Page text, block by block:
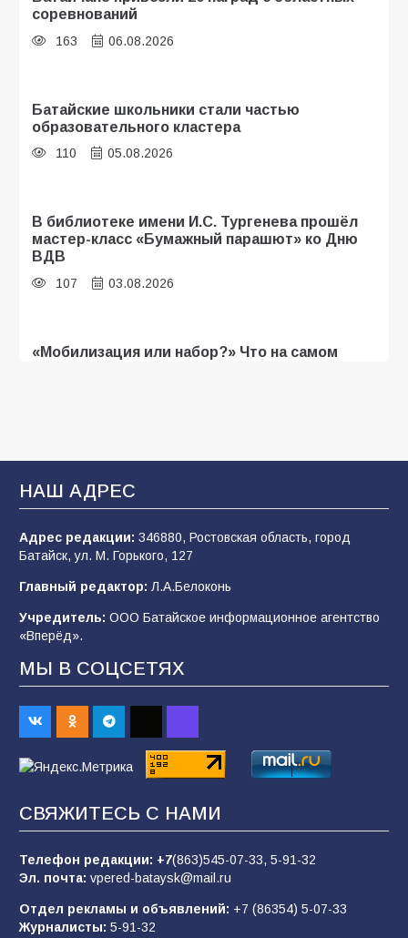
соревнований
163 06.08.2026
Батайские школьники стали частью
образовательного кластера
110 05.08.2026
В библиотеке имени И.С. Тургенева прошёл
мастер-класс «Бумажный парашют» ко Дню
ВДВ
107 03.08.2026
«Мобилизация или набор?» Что на самом
В Батайске продолжаются дорожные работы
100 04.08.2026
Будет ли мобилизация в России в 2026 году
после выборов: в Госдуме дали ответ
97 06.08.2026
«Пургу нести — не поля переходить»: почему
заявления о мобилизации — это
пропагандистский вброс
01.08.2026
«Слухами Москву не возьмёшь»: почему
отчаяние, а не разведка
81 02.08.2026
НАШ АДРЕС
Адрес редакции: 346880, Ростовская область, город
Батайск, ул. М. Горького, 127
Главный редактор: Л.А.Белоконь
Учредитель: ООО Батайское информационное агентство
«Вперёд».
МЫ В СОЦСЕТЯХ
СВЯЖИТЕСЬ С НАМИ
Телефон редакции: +7(863)545-07-33, 5-91-32
Эл. почта: vpered-bataysk@mail.ru
Отдел рекламы и объявлений: +7 (86354) 5-07-33
Журналисты: 5-91-32